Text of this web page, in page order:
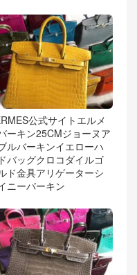
公式サイトエルメ
ーキン25CMジョーヌア
ルバーキンイエローハ
バッグクロコダイルゴ
ド金具アリゲーターシ
ニーバーキン